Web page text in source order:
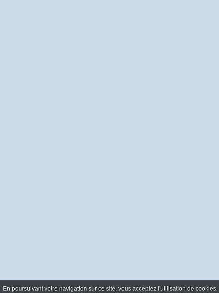
En poursuivant votre navigation sur ce site, vous acceptez l'utilisation de